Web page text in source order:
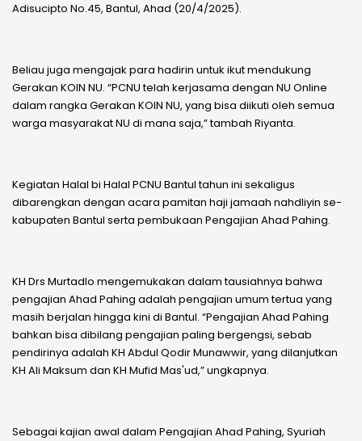
Adisucipto No.45, Bantul, Ahad (20/4/2025).
Beliau juga mengajak para hadirin untuk ikut mendukung
Gerakan KOIN NU. “PCNU telah kerjasama dengan NU Online
dalam rangka Gerakan KOIN NU, yang bisa diikuti oleh semua
warga masyarakat NU di mana saja,” tambah Riyanta.
Kegiatan Halal bi Halal PCNU Bantul tahun ini sekaligus
dibarengkan dengan acara pamitan haji jamaah nahdliyin se-
kabupaten Bantul serta pembukaan Pengajian Ahad Pahing.
KH Drs Murtadlo mengemukakan dalam tausiahnya bahwa
pengajian Ahad Pahing adalah pengajian umum tertua yang
masih berjalan hingga kini di Bantul. “Pengajian Ahad Pahing
bahkan bisa dibilang pengajian paling bergengsi, sebab
pendirinya adalah KH Abdul Qodir Munawwir, yang dilanjutkan
KH Ali Maksum dan KH Mufid Mas'ud,” ungkapnya.
Sebagai kajian awal dalam Pengajian Ahad Pahing, Syuriah